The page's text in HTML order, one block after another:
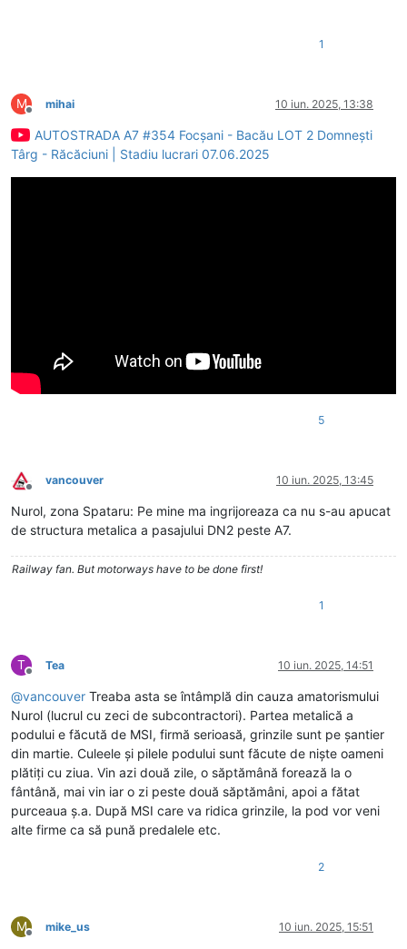
1
M
Deconectat
mihai 10 iun. 2025, 13:38
AUTOSTRADA A7 #354 Focșani - Bacău LOT 2 Domnești
Târg - Răcăciuni | Stadiu lucrari 07.06.2025
5
Deconectat
vancouver 10 iun. 2025, 13:45
Nurol, zona Spataru: Pe mine ma ingrijoreaza ca nu s-au apucat
de structura metalica a pasajului DN2 peste A7.
Railway fan. But motorways have to be done first!
1
T
Deconectat
Tea 10 iun. 2025, 14:51
@vancouver Treaba asta se întâmplă din cauza amatorismului
Nurol (lucrul cu zeci de subcontractori). Partea metalică a
podului e făcută de MSI, firmă serioasă, grinzile sunt pe șantier
din martie. Culeele și pilele podului sunt făcute de niște oameni
plătiți cu ziua. Vin azi două zile, o săptămână forează la o
fântână, mai vin iar o zi peste două săptămâni, apoi a fătat
purceaua ș.a. După MSI care va ridica grinzile, la pod vor veni
alte firme ca să pună predalele etc.
2
M
Deconectat
mike_us 10 iun. 2025, 15:51